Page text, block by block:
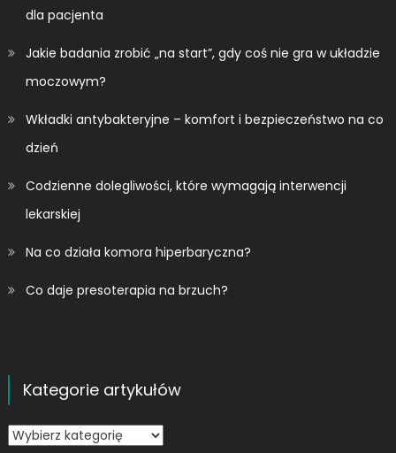
dla pacjenta
Jakie badania zrobić „na start”, gdy coś nie gra w układzie
moczowym?
Wkładki antybakteryjne – komfort i bezpieczeństwo na co
dzień
Codzienne dolegliwości, które wymagają interwencji
lekarskiej
Na co działa komora hiperbaryczna?
Co daje presoterapia na brzuch?
Kategorie artykułów
Kategorie